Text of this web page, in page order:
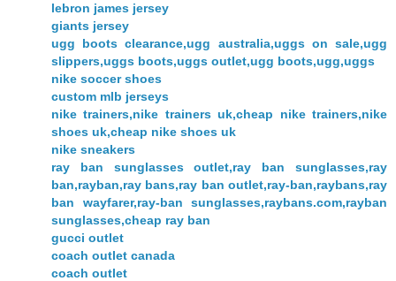
lebron james jersey
giants jersey
ugg boots clearance,ugg australia,uggs on sale,ugg
slippers,uggs boots,uggs outlet,ugg boots,ugg,uggs
nike soccer shoes
custom mlb jerseys
nike trainers,nike trainers uk,cheap nike trainers,nike
shoes uk,cheap nike shoes uk
nike sneakers
ray ban sunglasses outlet,ray ban sunglasses,ray
ban,rayban,ray bans,ray ban outlet,ray-ban,raybans,ray
ban wayfarer,ray-ban sunglasses,raybans.com,rayban
sunglasses,cheap ray ban
gucci outlet
coach outlet canada
coach outlet